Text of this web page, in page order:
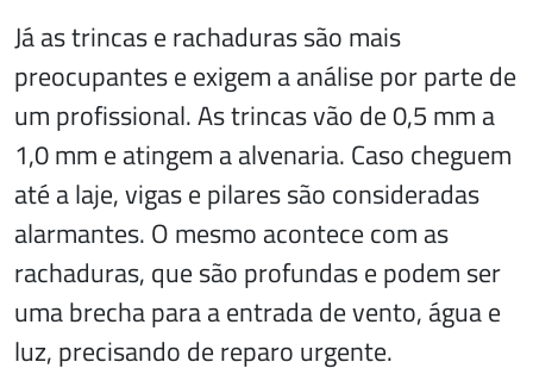
Já as trincas e rachaduras são mais
preocupantes e exigem a análise por parte de
um profissional. As trincas vão de 0,5 mm a
1,0 mm e atingem a alvenaria. Caso cheguem
até a laje, vigas e pilares são consideradas
alarmantes. O mesmo acontece com as
rachaduras, que são profundas e podem ser
uma brecha para a entrada de vento, água e
luz, precisando de reparo urgente.